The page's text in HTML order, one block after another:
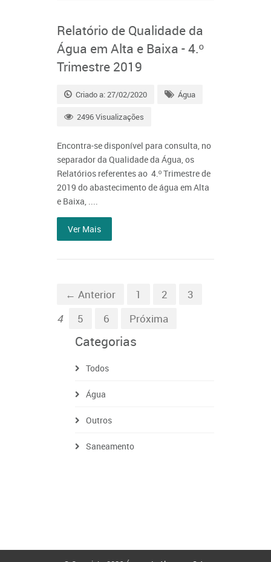
Relatório de Qualidade da
Água em Alta e Baixa - 4.º
Trimestre 2019
Criado a: 27/02/2020 Água
2496 Visualizações
Encontra-se disponível para consulta, no
separador da Qualidade da Água, os
Relatórios referentes ao 4.º Trimestre de
2019 do abastecimento de água em Alta
e Baixa, ....
Ver Mais
← Anterior 1 2
3
4
5 6 Próxima
Categorias
Todos
Água
Outros
Saneamento